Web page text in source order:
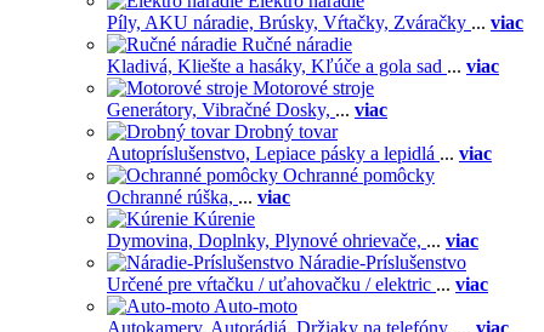
Píly, AKU náradie, Brúsky, Vŕtačky, Zváračky ... viac
Ručné náradie
Kladivá, Kliešte a hasáky, Kľúče a gola sad ... viac
Motorové stroje
Generátory, Vibračné Dosky, ... viac
Drobný tovar
Autopríslušenstvo, Lepiace pásky a lepidlá ... viac
Ochranné pomôcky
Ochranné rúška, ... viac
Kúrenie
Dymovina, Doplnky, Plynové ohrievače, ... viac
Náradie-Príslušenstvo
Určené pre vŕtačku / uťahovačku / elektric ... viac
Auto-moto
Autokamery, Autorádiá, Držiaky na telefóny, ... viac